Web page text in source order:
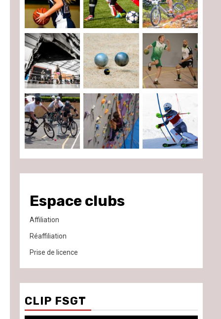
Espace clubs
Affiliation
Réaffiliation
Prise de licence
CLIP FSGT